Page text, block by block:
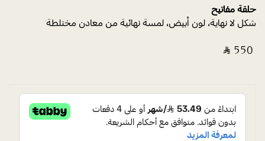
حلقة مفاتيح
شكل لا نهاية، لون أبيض، لمسة نهائية من معادن مختلطة
‎ ⃁ ⁦550⁩ ‎